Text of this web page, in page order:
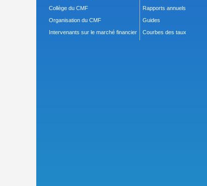
Collège du CMF
Organisation du CMF
Intervenants sur le marché financier
Rapports annuels
Guides
Courbes des taux